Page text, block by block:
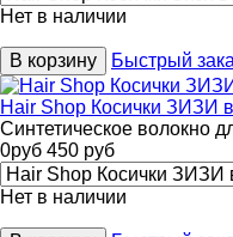
Нет в наличии
В корзину Быстрый
Hair Shop Косички ЗИЗИ
Синтетическое волокно
0руб 450 руб
Нет в наличии